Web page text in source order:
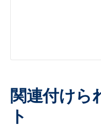
関連付けら
ト